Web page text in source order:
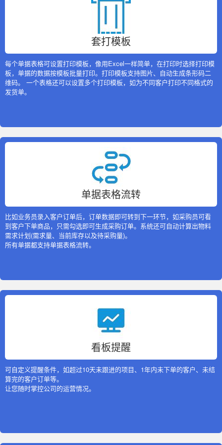
套打模板
每个单据表格可设置打印模板，像用Excel一样简单，在打印时选择打印模
板，单据的数据按模板批量打印。打印模板支持图片、自动生成条形码二
维码。 一个表格还可以设置多个打印模板，如为不同客户打印不同格式的
发货单。
单据表格流转
比如业务员录入客户订单后，订单数据即可转到下一环节，如采购员可看
到客户下单商品，只需勾选即可生成采购订单。系统还可自动计算出物料
需求计划(需求量、当前库存以及待采购量)。
所有单据都支持单据表格流转。
看板提醒
可自定义提醒条件，如超过10天未跟进的项目、1年内未下单的客户、未结
算完的客户订单等。
让您随时掌控公司的运营情况。